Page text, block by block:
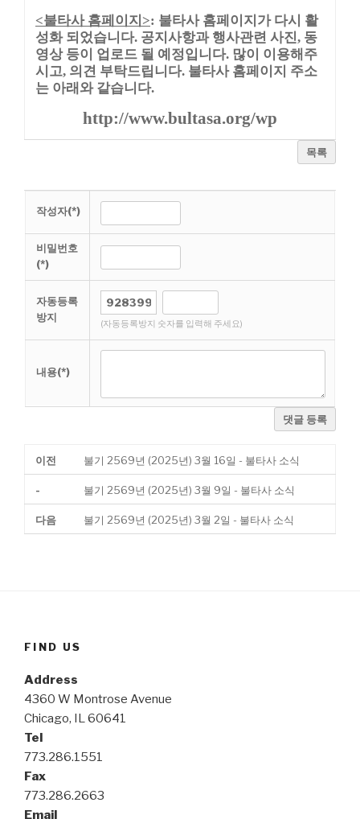
<불타사 홈페이지>: 불타사 홈페이지가 다시 활
성화 되었습니다. 공지사항과 행사관련 사진, 동
영상 등이 업로드 될 예정입니다. 많이 이용해주
시고, 의견 부탁드립니다. 불타사 홈페이지 주소
는 아래와 같습니다.
http://www.bultasa.org/wp
목록
작성자(*)
비밀번호
(*)
자동등록
방지
(자동등록방지 숫자를 입력해 주세요)
내용(*)
댓글 등록
이전 불기 2569년 (2025년) 3월 16일 - 불타사 소식
- 불기 2569년 (2025년) 3월 9일 - 불타사 소식
다음 불기 2569년 (2025년) 3월 2일 - 불타사 소식
FIND US
Address
4360 W Montrose Avenue
Chicago, IL 60641
Tel
773.286.1551
Fax
773.286.2663
Email